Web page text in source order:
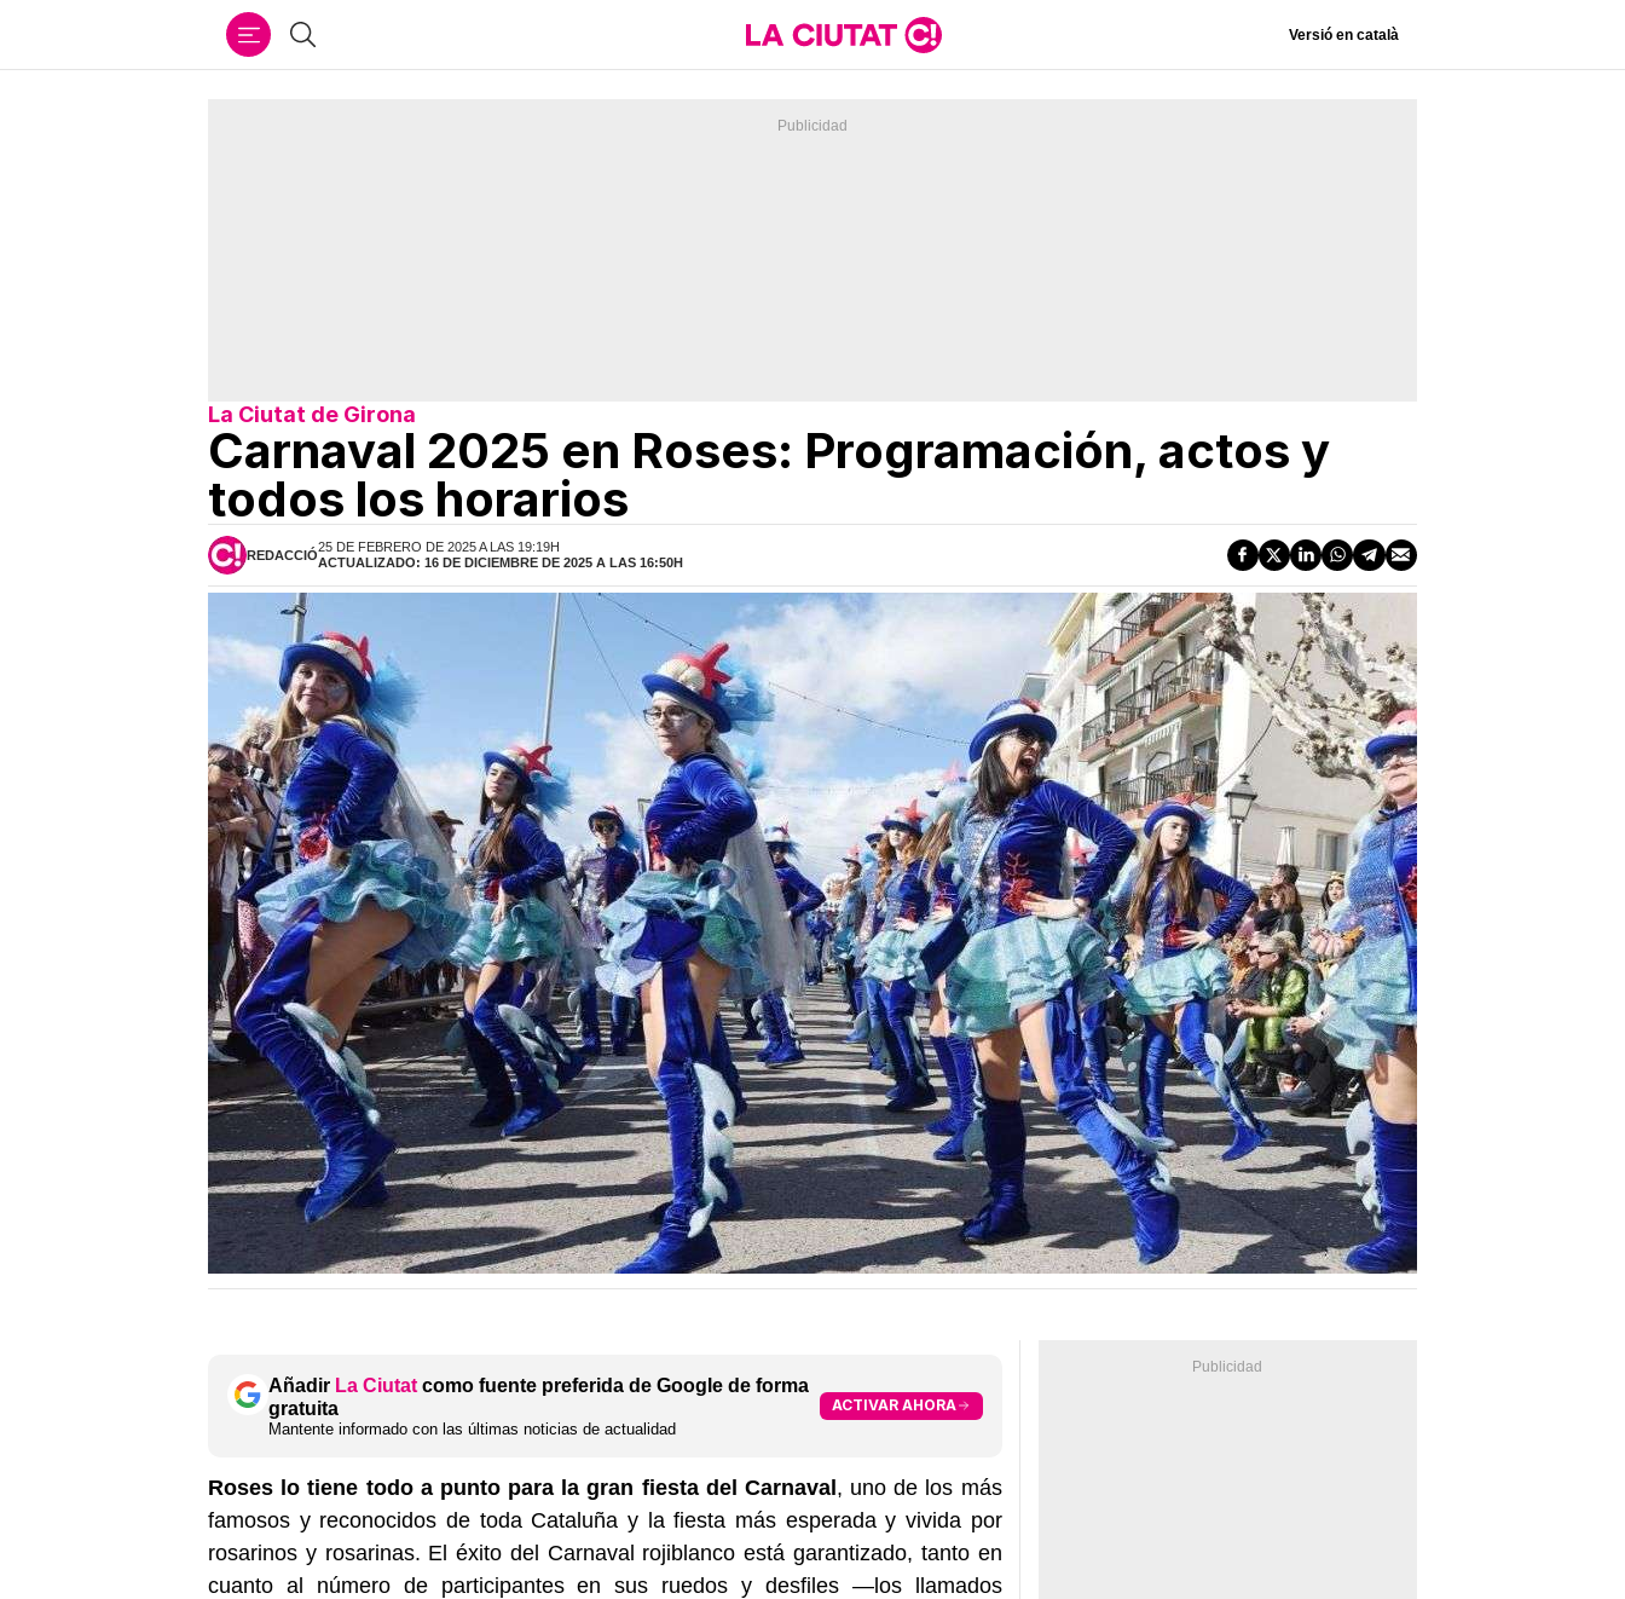
Buscar Versió en català
La Ciutat de Girona
Carnaval 2025 en Roses: Programación, actos y
todos los horarios
REDACCIÓ
25 DE FEBRERO DE 2025 A LAS 19:19H
ACTUALIZADO: 16 DE DICIEMBRE DE 2025 A LAS 16:50H
Añadir La Ciutat como fuente preferida de Google de forma
gratuita
Mantente informado con las últimas noticias de actualidad
ACTIVAR AHORA
Roses lo tiene todo a punto para la gran fiesta del Carnaval, uno de los más
famosos y reconocidos de toda Cataluña y la fiesta más esperada y vivida por
rosarinos y rosarinas. El éxito del Carnaval rojiblanco está garantizado, tanto en
cuanto al número de participantes en sus ruedos y desfiles —los llamados